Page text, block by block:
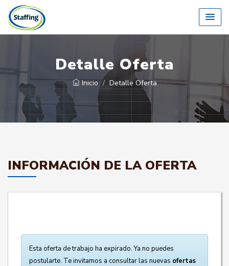
Detalle Oferta
Inicio Detalle Oferta
INFORMACIÓN DE LA OFERTA
Esta oferta de trabajo ha expirado. Ya no puedes
postularte. Te invitamos a consultar las nuevas ofertas